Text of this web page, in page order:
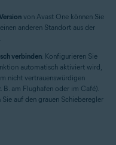
von Avast One können Sie
anderen Standort aus der
verbinden: Konfigurieren Sie
automatisch aktiviert wird,
nicht vertrauenswürdigen
B. am Flughafen oder im Café).
auf den grauen Schieberegler